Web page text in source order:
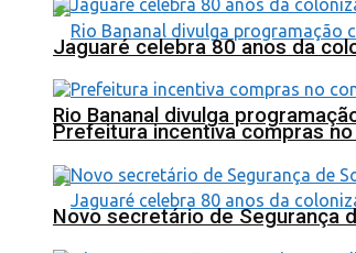
Rio Bananal divulga
Jaguaré celebra 80 anos da
Prefeitura incentiva compras
Novo secretário de Segurança